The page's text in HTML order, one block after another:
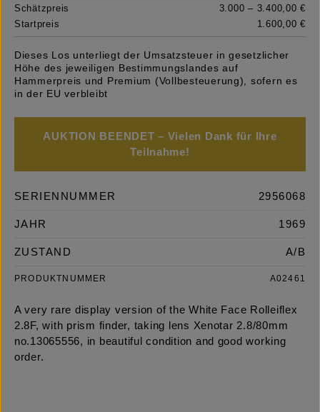
Schätzpreis
3.000 – 3.400,00 €
Startpreis
1.600,00 €
Dieses Los unterliegt der Umsatzsteuer in gesetzlicher
Höhe des jeweiligen Bestimmungslandes auf
Hammerpreis und Premium (Vollbesteuerung), sofern es
in der EU verbleibt
AUKTION BEENDET – Vielen Dank für Ihre
Teilnahme!
SERIENNUMMER 2956068
JAHR 1969
ZUSTAND A/B
PRODUKTNUMMER A02461
A very rare display version of the White Face Rolleiflex
2.8F, with prism finder, taking lens Xenotar 2.8/80mm
no.13065556, in beautiful condition and good working
order.